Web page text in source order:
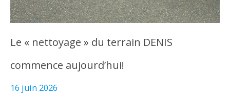
Le « nettoyage » du terrain DENIS
commence aujourd’hui!
16 juin 2026